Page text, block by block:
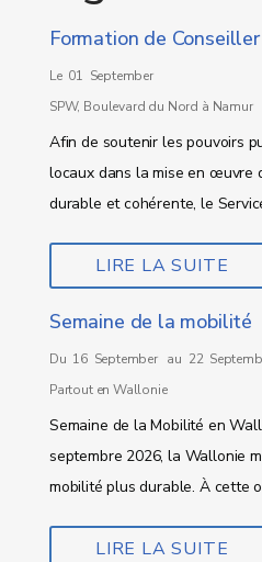
Formation de
Le 01 September
SPW, Boulevard du Nord à Namur
Afin de soutenir les pouvoirs
locaux dans la mise en œuvre
durable et cohérente, le
LIRE LA SUITE
Semaine de la mobilité
Du 16 September au 22
Partout en Wallonie
Semaine de la Mobilité en
septembre 2026, la Wallonie
mobilité plus durable. À cette
LIRE LA SUITE